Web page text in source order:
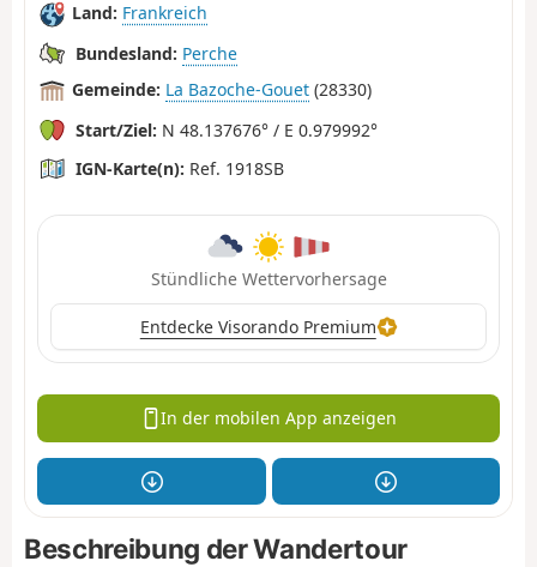
Land: Frankreich
Bundesland: Perche
Gemeinde: La Bazoche-Gouet (28330)
Start/Ziel: N 48.137676° / E 0.979992°
IGN-Karte(n): Ref. 1918SB
Stündliche Wettervorhersage
Entdecke Visorando Premium
In der mobilen App anzeigen
Beschreibung der Wandertour